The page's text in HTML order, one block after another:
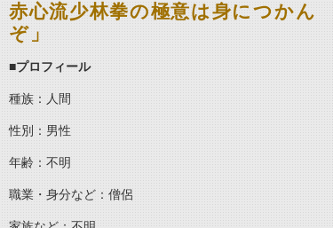
赤心流少林拳の極意は身につかん
ぞ」
■プロフィール
種族：人間
性別：男性
年齢：不明
職業・身分など：僧侶